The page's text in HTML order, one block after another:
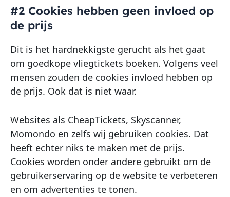
#2 Cookies hebben geen invloed op
de prijs
Dit is het hardnekkigste gerucht als het gaat
om goedkope vliegtickets boeken. Volgens veel
mensen zouden de cookies invloed hebben op
de prijs. Ook dat is niet waar.
Websites als CheapTickets, Skyscanner,
Momondo en zelfs wij gebruiken cookies. Dat
heeft echter niks te maken met de prijs.
Cookies worden onder andere gebruikt om de
gebruikerservaring op de website te verbeteren
en om advertenties te tonen.